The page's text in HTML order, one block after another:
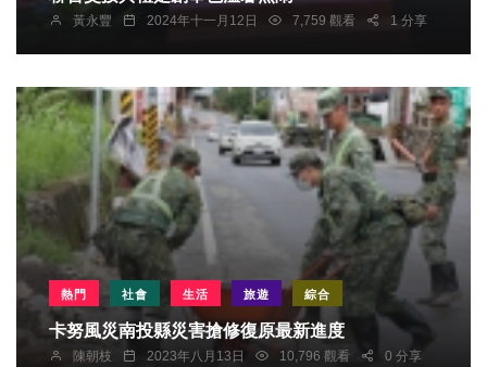
黃永豐 2024年十一月12日 7,759 觀看 1 分享
熱門 社會 生活 旅遊 綜合
卡努風災南投縣災害搶修復原最新進度
陳朝枝 2023年八月13日 10,796 觀看 0 分享